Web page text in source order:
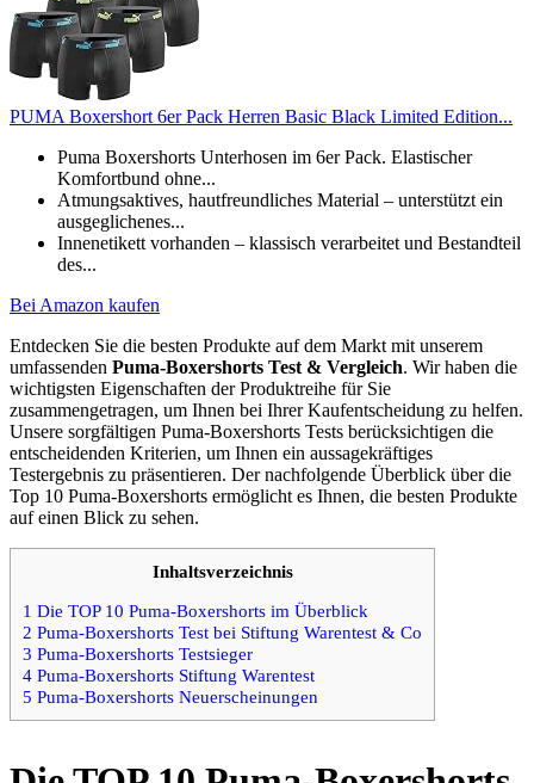
PUMA Boxershort 6er Pack Herren Basic Black Limited Edition...
Puma Boxershorts Unterhosen im 6er Pack. Elastischer
Komfortbund ohne...
Atmungsaktives, hautfreundliches Material – unterstützt ein
ausgeglichenes...
Innenetikett vorhanden – klassisch verarbeitet und Bestandteil
des...
Bei Amazon kaufen
Entdecken Sie die besten Produkte auf dem Markt mit unserem
umfassenden Puma-Boxershorts Test & Vergleich. Wir haben die
wichtigsten Eigenschaften der Produktreihe für Sie
zusammengetragen, um Ihnen bei Ihrer Kaufentscheidung zu helfen.
Unsere sorgfältigen Puma-Boxershorts Tests berücksichtigen die
entscheidenden Kriterien, um Ihnen ein aussagekräftiges
Testergebnis zu präsentieren. Der nachfolgende Überblick über die
Top 10 Puma-Boxershorts ermöglicht es Ihnen, die besten Produkte
auf einen Blick zu sehen.
Inhaltsverzeichnis
1 Die TOP 10 Puma-Boxershorts im Überblick
2 Puma-Boxershorts Test bei Stiftung Warentest & Co
3 Puma-Boxershorts Testsieger
4 Puma-Boxershorts Stiftung Warentest
5 Puma-Boxershorts Neuerscheinungen